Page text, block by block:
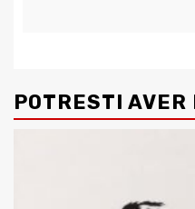
POTRESTI AVER